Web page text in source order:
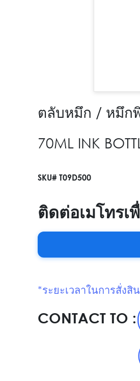
ตลับหมึก / หมึกพิ
70ML INK
SKU# T09D500
ติดต่อเมโทรเ
*ระยะเวลาในการสั่ง
CONTACT TO :